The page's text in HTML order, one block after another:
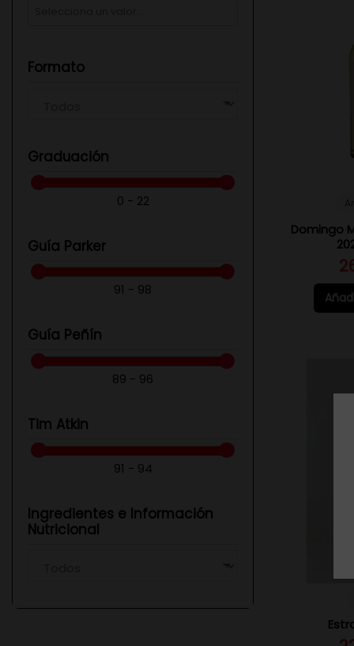
Domingo
Formato
Graduación
0 - 22
Guía Parker
91 - 98
Guía Peñín
89 - 96
Tim Atkin
91 - 94
Ingredientes e Información
Nutricional